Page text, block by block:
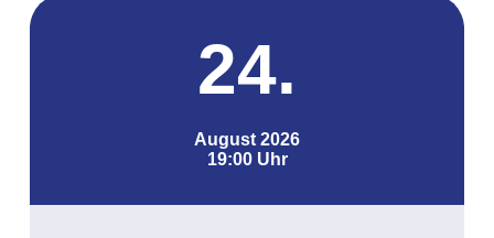
24.
August 2026
19:00 Uhr